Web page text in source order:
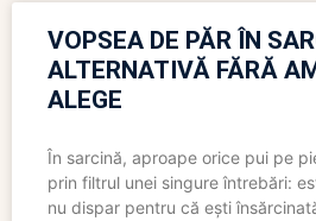
VOPSEA DE PĂR ÎN
ALTERNATIVĂ FĂRĂ
ALEGE
În sarcină, aproape orice pui pe
prin filtrul unei singure întrebări:
nu dispar pentru că ești